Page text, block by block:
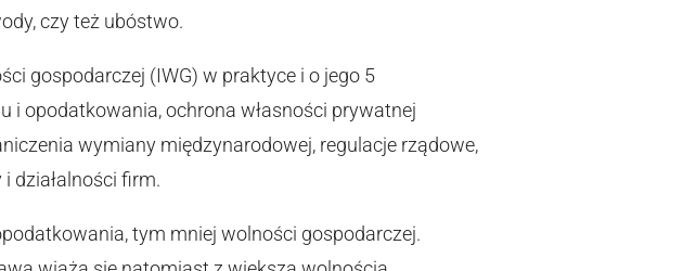
czy też ubóstwo.
gospodarczej (IWG) w praktyce i o jego 5
i opodatkowania, ochrona własności prywatnej
wymiany międzynarodowej, regulacje rządowe,
działalności firm.
tym mniej wolności gospodarczej.